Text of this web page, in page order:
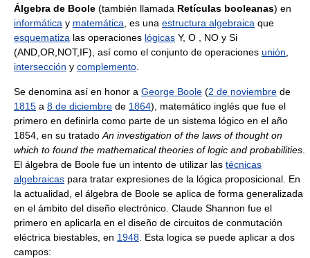
Álgebra de Boole (también llamada Retículas booleanas) en
informática y matemática , es una estructura algebraica que
esquematiza las operaciones lógicas Y, O , NO y Si
(AND,OR,NOT,IF), así como el conjunto de operaciones unión
intersección y complemento
Se denomina así en honor a George Boole (2 de noviembre de
1815 a 8 de diciembre de 1864), matemático inglés que fue el
primero en definirla como parte de un sistema lógico en el año
1854, en su tratado An investigation of the laws of thought on
which to found the mathematical theories of logic and probabilities
El álgebra de Boole fue un intento de utilizar las técnicas
algebraicas para tratar expresiones de la lógica proposicional. En
la actualidad, el álgebra de Boole se aplica de forma generalizada
en el ámbito del diseño electrónico. Claude Shannon fue el
primero en aplicarla en el diseño de circuitos de conmutación
eléctrica biestables, en 1948 . Esta logica se puede aplicar a dos
campos: